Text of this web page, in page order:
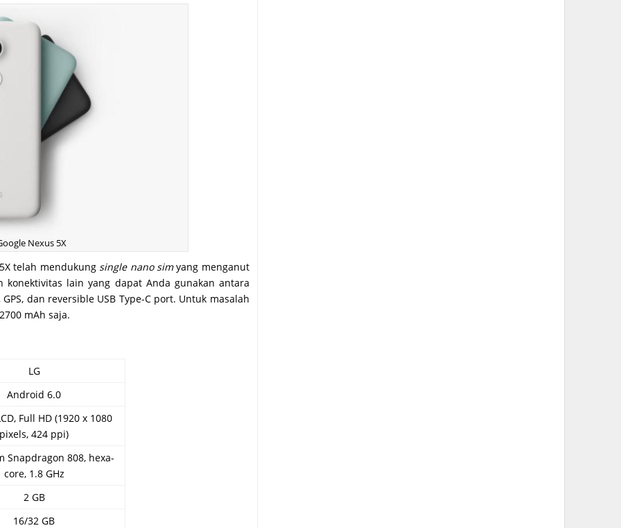
Nexus 5X
telah mendukung single nano simyang menganut
konektivitas lain yang dapat Anda gunakan antara
dan reversible USB Type-C port. Untuk masalah
mAh saja.
LG
Android 6.0
Full HD (1920 x 1080
pixels, 424 ppi)
Snapdragon 808, hexa-
core, 1.8 GHz
2 GB
16/32 GB